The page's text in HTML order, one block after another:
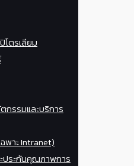
โตรเลียม
กรรมและบริการ
พาะ Intranet)
ประกันคุณภาพการ